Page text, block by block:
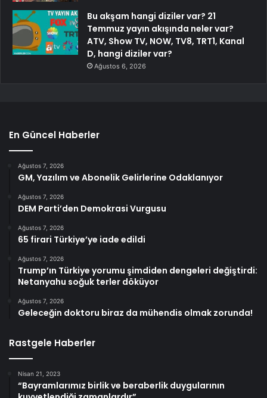
Bu akşam hangi diziler var? 21
Temmuz yayın akışında neler var?
ATV, Show TV, NOW, TV8, TRT1, Kanal
D, hangi diziler var?
Ağustos 6, 2026
En Güncel Haberler
Ağustos 7, 2026
GM, Yazılım ve Abonelik Gelirlerine Odaklanıyor
Ağustos 7, 2026
DEM Parti’den Demokrasi Vurgusu
Ağustos 7, 2026
65 firari Türkiye’ye iade edildi
Ağustos 7, 2026
Trump’ın Türkiye yorumu şimdiden dengeleri değiştirdi:
Netanyahu soğuk terler döküyor
Ağustos 7, 2026
Geleceğin doktoru biraz da mühendis olmak zorunda!
Rastgele Haberler
Nisan 21, 2023
“Bayramlarımız birlik ve beraberlik duygularının